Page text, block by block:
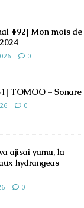
#92] Mon mois de
0
TOMOO – Sonare
0
ajisai yama, la
hydrangeas
0